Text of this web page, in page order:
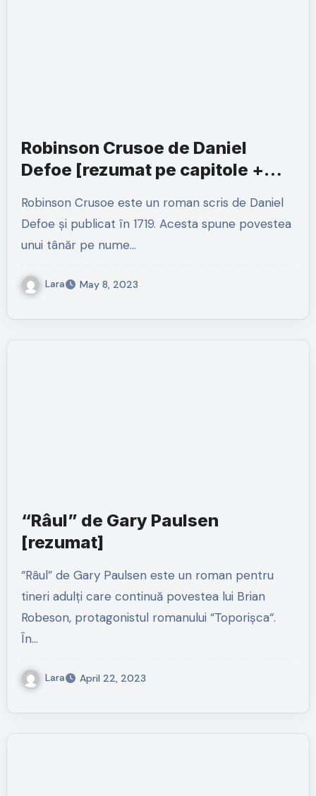
Robinson Crusoe de Daniel
Defoe [rezumat pe capitole +
Robinson Crusoe este un roman scris de Daniel
Defoe și publicat în 1719. Acesta spune povestea
unui tânăr pe nume…
Lara May 8, 2023
“Râul” de Gary Paulsen
[rezumat]
“Râul” de Gary Paulsen este un roman pentru
tineri adulți care continuă povestea lui Brian
Robeson, protagonistul romanului “Toporișca“.
În…
Lara April 22, 2023